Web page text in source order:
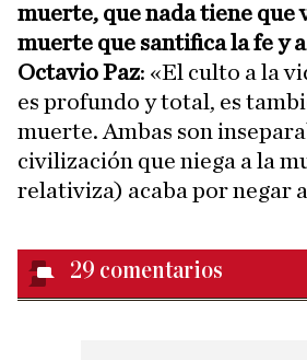
muerte, que nada tiene que
muerte que santifica la fe y
Octavio Paz: «El culto a la
es profundo y total, es
muerte. Ambas son
civilización que niega a la
relativiza) acaba por negar
29 comentarios